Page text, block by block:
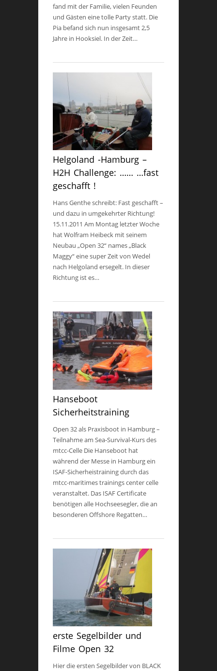
fand mit der Familie, vielen Feunden
und Gästen eine tolle Party statt. Die
Pia befand sich nun insgesamt 2,5
Jahre in Hooksiel. In der Zeit…
Helgoland -Hamburg –
H2H Challenge: …… …fast
geschafft !
Hans Genthe schreibt: Fast geschafft –
und dazu in umgekehrter Richtung!
15.11.2011 Am Montag letzter Woche
hat Wolfram Heibeck mit seinem
Neubau „Open 32“ names „Black
Maggy“ eine super Zeit von Wedel
nach Helgoland ersegelt. In dieser
Richtung ist es…
Hanseboot
Sicherheitstraining
Open 32 als Praxisboot in Hamburg –
Teilnahme am Sea-Survival-Kurs des
mtcc-Celle Die Hanseboot hat
während der Messe in Hamburg ein
ISAF-Sicherheistraining durch das
mtcc-maritimes trainings center celle
veranstaltet. Das ISAF Certificate
benötigen alle Hochseesegler, die an
besonderen Offshore Regatten…
erste Segelbilder und
Filme Open 32
Hier die ersten Segelbilder von BLACK